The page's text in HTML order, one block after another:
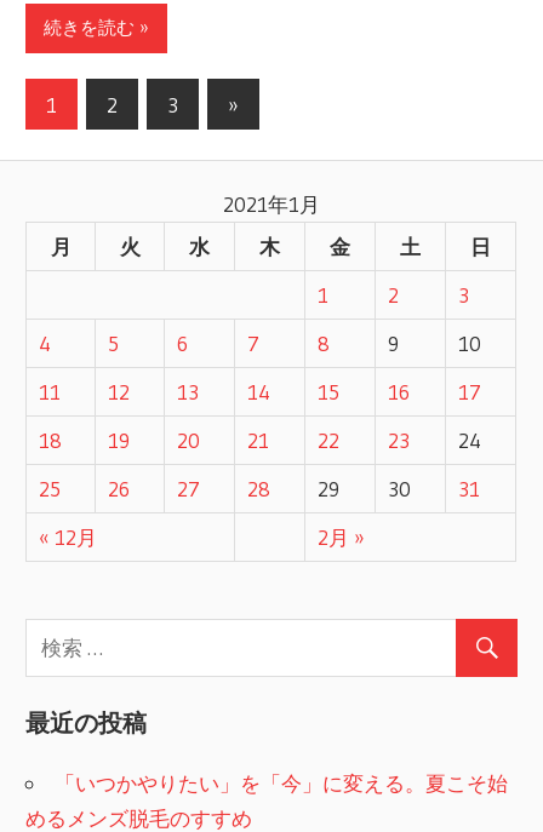
続きを読む »
投
ナ
ゲ
ー
シ
ョ
ン
1 2 3
次
事
»
2021年1月
月
火 水 木 金 土 日
« 12月 2月 »
1 2
3
4
5 6 7 8 9
10
11
12 13 14 15 16
17
18
19 20 21 22 23
24
25
26 27 28 29 30 31
最近の投稿
「いつかやりたい」を「今」に変える。夏こそ始
めるメンズ脱毛のすすめ